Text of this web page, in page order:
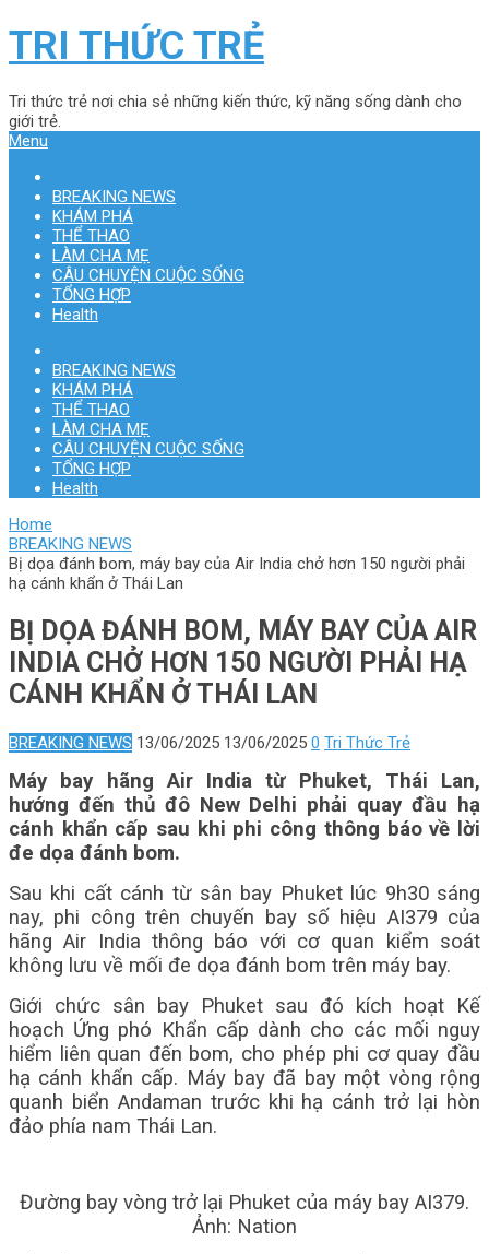
TRI THỨC TRẺ
Tri thức trẻ nơi chia sẻ những kiến thức, kỹ năng sống dành cho
giới trẻ.
Menu
BREAKING NEWS
KHÁM PHÁ
THỂ THAO
LÀM CHA MẸ
CÂU CHUYỆN CUỘC SỐNG
TỔNG HỢP
Health
BREAKING NEWS
KHÁM PHÁ
THỂ THAO
LÀM CHA MẸ
CÂU CHUYỆN CUỘC SỐNG
TỔNG HỢP
Health
Home
BREAKING NEWS
Bị dọa đánh bom, máy bay của Air India chở hơn 150 người phải
hạ cánh khẩn ở Thái Lan
BỊ DỌA ĐÁNH BOM, MÁY BAY CỦA AIR
INDIA CHỞ HƠN 150 NGƯỜI PHẢI HẠ
CÁNH KHẨN Ở THÁI LAN
BREAKING NEWS 13/06/2025 13/06/2025 0 Tri Thức Trẻ
Máy bay hãng Air India từ Phuket, Thái Lan,
hướng đến thủ đô New Delhi phải quay đầu hạ
cánh khẩn cấp sau khi phi công thông báo về lời
đe dọa đánh bom.
Sau khi cất cánh từ sân bay Phuket lúc 9h30 sáng
nay, phi công trên chuyến bay số hiệu AI379 của
hãng Air India thông báo với cơ quan kiểm soát
không lưu về mối đe dọa đánh bom trên máy bay.
Giới chức sân bay Phuket sau đó kích hoạt Kế
hoạch Ứng phó Khẩn cấp dành cho các mối nguy
hiểm liên quan đến bom, cho phép phi cơ quay đầu
hạ cánh khẩn cấp. Máy bay đã bay một vòng rộng
quanh biển Andaman trước khi hạ cánh trở lại hòn
đảo phía nam Thái Lan.
Đường bay vòng trở lại Phuket của máy bay AI379.
Ảnh: Nation